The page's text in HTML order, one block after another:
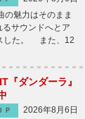
魅力はそのまま
サウンドへとア
した。 また、12
『ダンダーラ』
Ｐ
2026年8月6日